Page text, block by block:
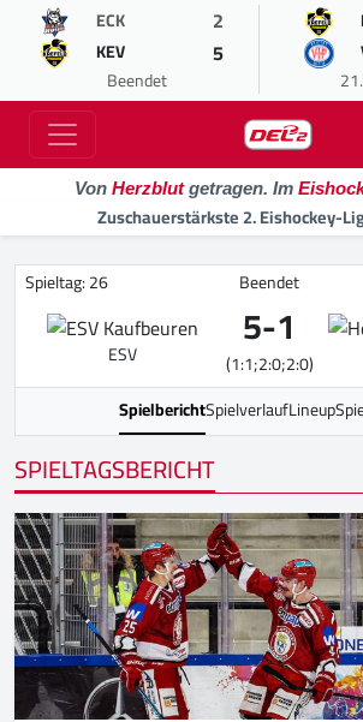
ECK 2
KEV 5
Beendet
Von Herzblutgetragen. Im
Zuschauerstärkste 2. Eishockey-
Spieltag: 26 Beendet
ESV 5-1
(1:1;2:0;2:0)
SpielberichtSpielverlaufLineup
SPIELTAGSBERICHT